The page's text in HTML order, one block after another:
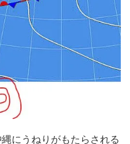
にうねりがもたらされる